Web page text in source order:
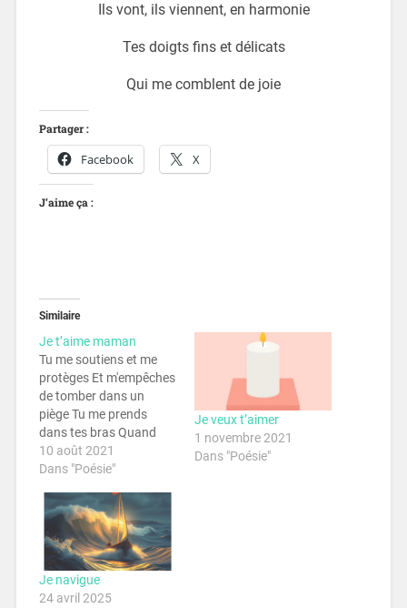
Ils vont, ils viennent, en harmonie
Tes doigts fins et délicats
Qui me comblent de joie
Partager :
Facebook X
J’aime ça :
Similaire
Je t’aime maman
Tu me soutiens et me
protèges Et m'empêches
de tomber dans un
piège Tu me prends
dans tes bras Quand
mon moral est au plus
bas Je t'aime maman
Tu laçais mes souliers
Préparais mon goûter
Me chantais des
berceuses Allumais les
veilleuses Lisais une
dernière…
10 août 2021
Dans "Poésie"
Je veux t’aimer
1 novembre 2021
Dans "Poésie"
Je navigue
24 avril 2025